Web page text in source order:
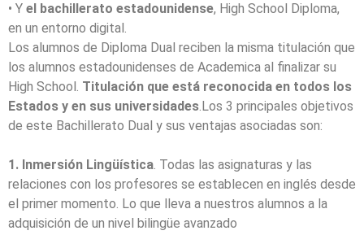
• Y el bachillerato estadounidense, High School Diploma,
en un entorno digital.
Los alumnos de Diploma Dual reciben la misma titulación que
los alumnos estadounidenses de Academica al finalizar su
High School. Titulación que está reconocida en todos los
Estados y en sus universidades.Los 3 principales objetivos
de este Bachillerato Dual y sus ventajas asociadas son:
1. Inmersión Lingüística. Todas las asignaturas y las
relaciones con los profesores se establecen en inglés desde
el primer momento. Lo que lleva a nuestros alumnos a la
adquisición de un nivel bilingüe avanzado